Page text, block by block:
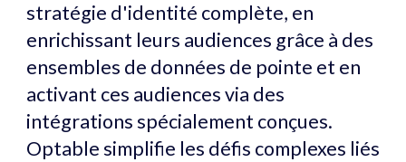
stratégie d'identité complète, en
enrichissant leurs audiences grâce à des
ensembles de données de pointe et en
activant ces audiences via des
intégrations spécialement conçues.
Optable simplifie les défis complexes liés